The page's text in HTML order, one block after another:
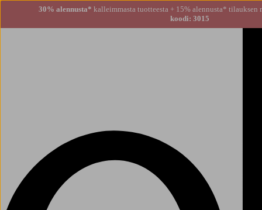
30% alennusta* kalleimmasta tuotteesta + 15%
koodi: 3015